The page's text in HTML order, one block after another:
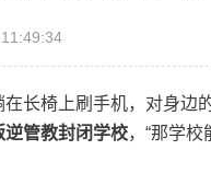
长椅上刷手机，对身
逆管教封闭学校，“那学